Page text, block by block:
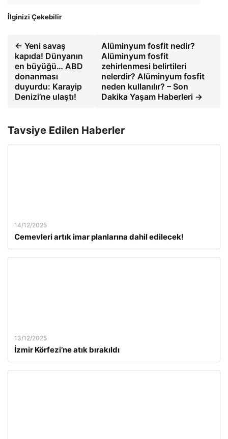
İlginizi Çekebilir
← Yeni savaş
kapıda! Dünyanın
en büyüğü… ABD
donanması
duyurdu: Karayip
Denizi’ne ulaştı!
Alüminyum fosfit nedir?
Alüminyum fosfit
zehirlenmesi belirtileri
nelerdir? Alüminyum fosfit
neden kullanılır? – Son
Dakika Yaşam Haberleri →
Tavsiye Edilen Haberler
14/12/2025
Cemevleri artık imar planlarına dahil edilecek!
13/12/2025
İzmir Körfezi’ne atık bırakıldı